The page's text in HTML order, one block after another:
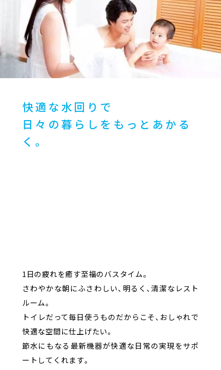
快適な水回りで
日々の暮らしをもっとあかる
く。
1日の疲れを癒す至福のバスタイム。
さわやかな朝にふさわしい、明るく、清潔なレスト
ルーム。
トイレだって毎日使うものだからこそ、おしゃれで
快適な空間に仕上げたい。
節水にもなる最新機器が快適な日常の実現をサポ
ートしてくれます。